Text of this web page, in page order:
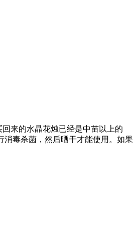
来的水晶花烛已经是中苗以上的
消毒杀菌，然后晒干才能使用。如果